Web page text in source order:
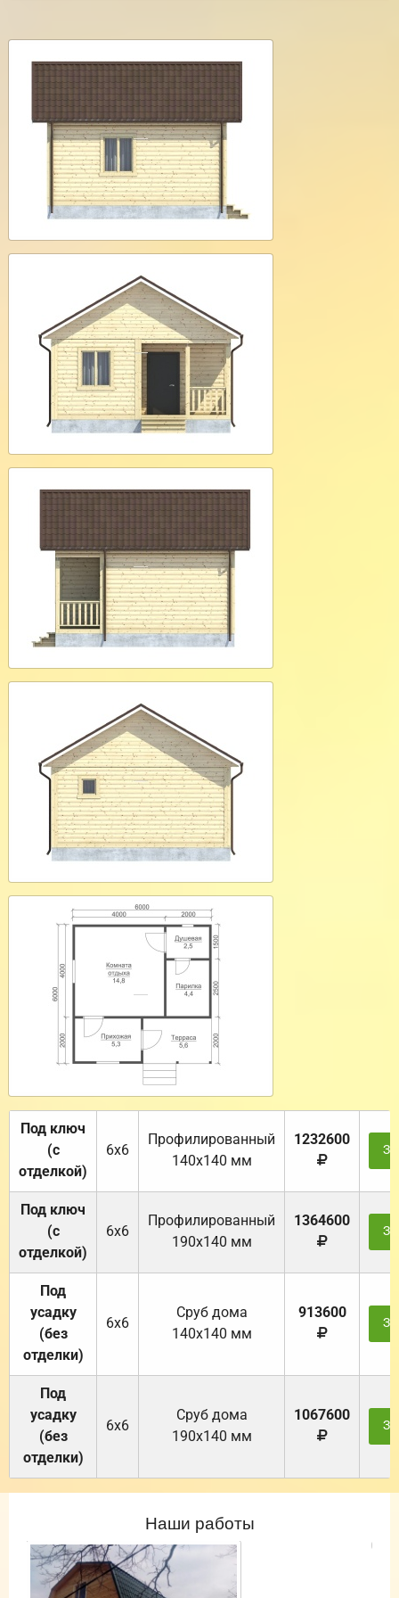
Под ключ
(с
отделкой)
6х6
Профилированный
140х140 мм
1232600
Под ключ
(с
отделкой)
6х6
Профилированный
190х140 мм
1364600
Под
усадку
(без
отделки)
6х6
Cруб дома
140х140 мм
913600
Под
усадку
(без
отделки)
6х6
Cруб дома
190х140 мм
1067600
Наши работы